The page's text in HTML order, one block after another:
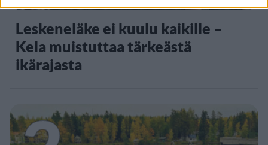
Leskeneläke ei kuulu kaikille –
Kela muistuttaa tärkeästä
ikärajasta